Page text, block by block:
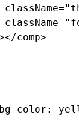
className=
className=
comp>
color
: